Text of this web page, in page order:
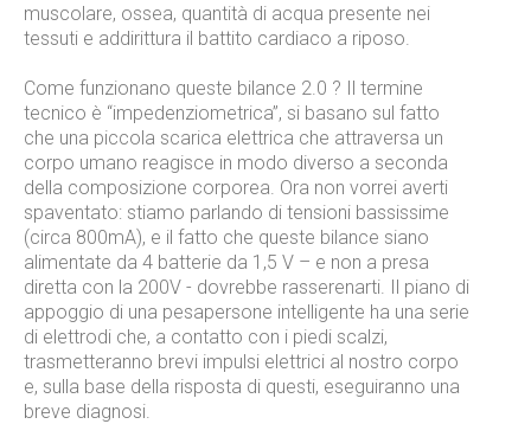
muscolare, ossea, quantità di acqua presente nei
tessuti e addirittura il battito cardiaco a riposo.
Come funzionano queste bilance 2.0 ? Il termine
tecnico è “impedenziometrica”, si basano sul fatto
che una piccola scarica elettrica che attraversa un
corpo umano reagisce in modo diverso a seconda
della composizione corporea. Ora non vorrei averti
spaventato: stiamo parlando di tensioni bassissime
(circa 800mA), e il fatto che queste bilance siano
alimentate da 4 batterie da 1,5 V – e non a presa
diretta con la 200V - dovrebbe rasserenarti. Il piano di
appoggio di una pesapersone intelligente ha una serie
di elettrodi che, a contatto con i piedi scalzi,
trasmetteranno brevi impulsi elettrici al nostro corpo
e, sulla base della risposta di questi, eseguiranno una
breve diagnosi.